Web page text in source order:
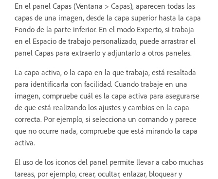
En el panel Capas (Ventana > Capas), aparecen todas las
capas de una imagen, desde la capa superior hasta la capa
Fondo de la parte inferior. En el modo Experto, si trabaja
en el Espacio de trabajo personalizado, puede arrastrar el
panel Capas para extraerlo y adjuntarlo a otros paneles.
La capa activa, o la capa en la que trabaja, está resaltada
para identificarla con facilidad. Cuando trabaje en una
imagen, compruebe cuál es la capa activa para asegurarse
de que está realizando los ajustes y cambios en la capa
correcta. Por ejemplo, si selecciona un comando y parece
que no ocurre nada, compruebe que está mirando la capa
activa.
El uso de los iconos del panel permite llevar a cabo muchas
tareas, por ejemplo, crear, ocultar, enlazar, bloquear y